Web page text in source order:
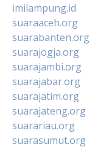
imilampung.id
suaraaceh.org
suarabanten.org
suarajogja.org
suarajambi.org
suarajabar.org
suarajatim.org
suarajateng.org
suarariau.org
suarasumut.org